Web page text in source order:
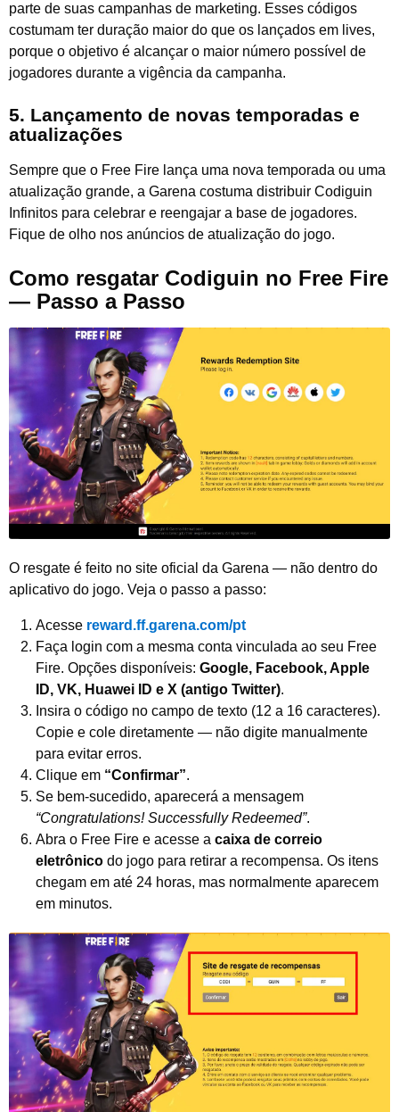
parte de suas campanhas de marketing. Esses códigos
costumam ter duração maior do que os lançados em lives,
porque o objetivo é alcançar o maior número possível de
jogadores durante a vigência da campanha.
5. Lançamento de novas temporadas e
atualizações
Sempre que o Free Fire lança uma nova temporada ou uma
atualização grande, a Garena costuma distribuir Codiguin
Infinitos para celebrar e reengajar a base de jogadores.
Fique de olho nos anúncios de atualização do jogo.
Como resgatar Codiguin no Free Fire
— Passo a Passo
O resgate é feito no site oficial da Garena — não dentro do
aplicativo do jogo. Veja o passo a passo:
Acesse reward.ff.garena.com/pt
Faça login com a mesma conta vinculada ao seu Free
Fire. Opções disponíveis: Google, Facebook, Apple
ID, VK, Huawei ID e X (antigo Twitter).
Insira o código no campo de texto (12 a 16 caracteres).
Copie e cole diretamente — não digite manualmente
para evitar erros.
Clique em “Confirmar”.
Se bem-sucedido, aparecerá a mensagem
“Congratulations! Successfully Redeemed”.
Abra o Free Fire e acesse a caixa de correio
eletrônico do jogo para retirar a recompensa. Os itens
chegam em até 24 horas, mas normalmente aparecem
em minutos.